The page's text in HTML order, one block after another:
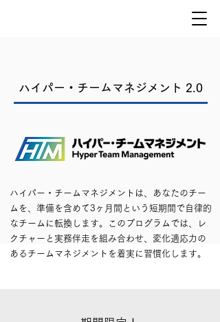
​ハイパー・チームマネジメント 2.0
ハイパー・チームマネジメントは、あなたのチー
ムを、準備を含めて3ヶ月間という短期間で自律的
なチームに転換します。このプログラムでは、レ
クチャーと実務伴走を組み合わせ、変化適応力の
あるチームマネジメントを着実に習慣化します。